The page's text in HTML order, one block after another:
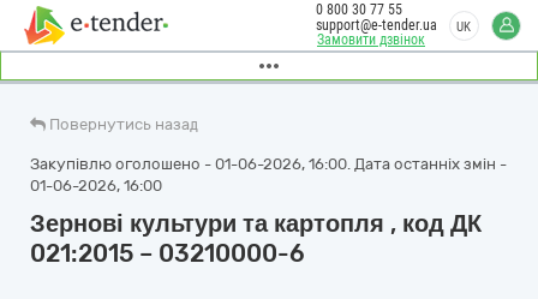
Замовити дзвінок
0 800 30 77 55
support@e-tender.ua
UK
Повернутись назад
Закупівлю оголошено - 01-06-2026, 16:00. Дата останніх змін -
01-06-2026, 16:00
Зернові культури та картопля , код ДК
021:2015 – 03210000-6